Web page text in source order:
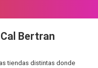
Bertran
tiendas distintas donde